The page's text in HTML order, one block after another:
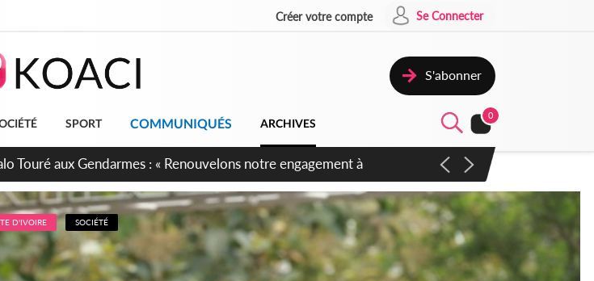
Créer votre compte Se Connecter
S'abonner
SPORT COMMUNIQUÉS ARCHIVES
0
en gestation, points clés des amendements, un exclu
D'IVOIRE SOCIÉTÉ